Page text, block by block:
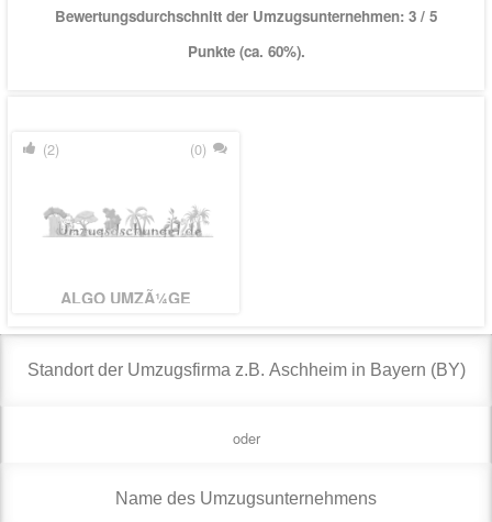
Bewertungsdurchschnitt der Umzugsunternehmen: 3 / 5
Punkte (ca. 60%).
(2) (0)
ALGO UMZÃ¼GE
oder